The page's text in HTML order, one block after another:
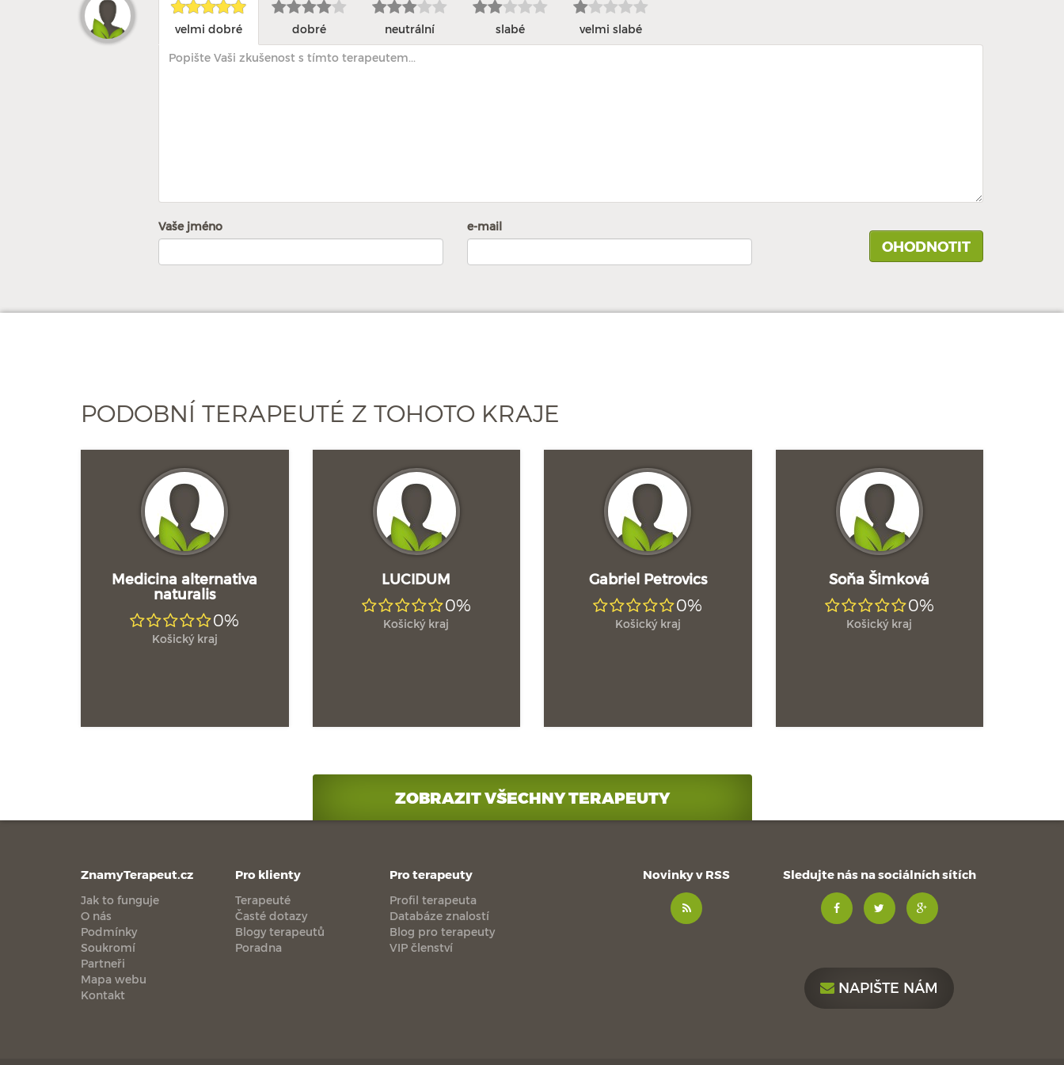
velmi dobré dobré neutrální slabé velmi slabé
Vaše jméno e-mail
PODOBNÍ TERAPEUTÉ Z TOHOTO KRAJE
Medicina alternativa
naturalis
0%
Košický kraj
LUCIDUM
0%
Košický kraj
Gabriel Petrovics
0%
Košický kraj
Soňa Šimková
0%
Košický kraj
ZOBRAZIT VŠECHNY TERAPEUTY
ZnamyTerapeut.cz
Jak to funguje
O nás
Podmínky
Soukromí
Partneři
Mapa webu
Kontakt
Pro klienty
Terapeuté
Časté dotazy
Blogy terapeutů
Poradna
Pro terapeuty
Profil terapeuta
Databáze znalostí
Blog pro terapeuty
VIP členství
Novinky v RSS Sledujte nás na sociálních sítích
NAPIŠTE NÁM